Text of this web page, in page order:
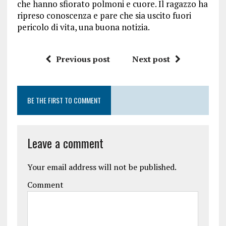
che hanno sfiorato polmoni e cuore. Il ragazzo ha
ripreso conoscenza e pare che sia uscito fuori
pericolo di vita, una buona notizia.
Previous post Next post
BE THE FIRST TO COMMENT
Leave a comment
Your email address will not be published.
Comment